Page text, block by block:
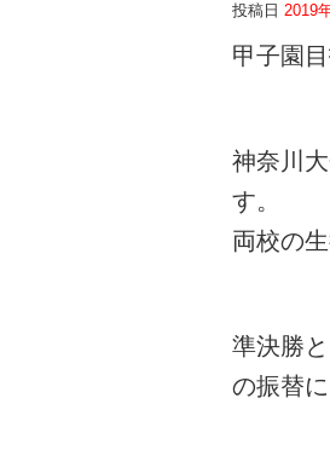
投稿日 2019
甲子園
神奈川
す。
両校の
準決勝
の振替